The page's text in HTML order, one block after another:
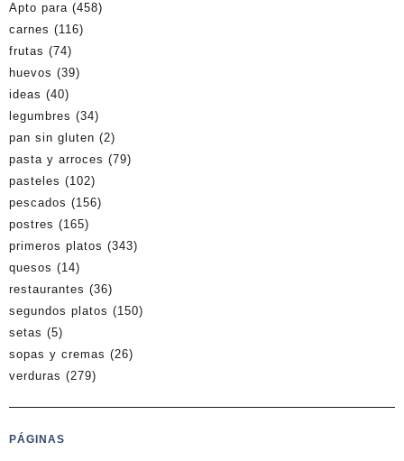
Apto para (458)
carnes (116)
frutas (74)
huevos (39)
ideas (40)
legumbres (34)
pan sin gluten (2)
pasta y arroces (79)
pasteles (102)
pescados (156)
postres (165)
primeros platos (343)
quesos (14)
restaurantes (36)
segundos platos (150)
setas (5)
sopas y cremas (26)
verduras (279)
PÁGINAS